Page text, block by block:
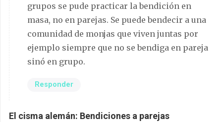
grupos se pude practicar la bendición en
masa, no en parejas. Se puede bendecir a una
comunidad de monjas que viven juntas por
ejemplo siempre que no se bendiga en pareja
sinó en grupo.
Responder
El cisma alemán: Bendiciones a parejas